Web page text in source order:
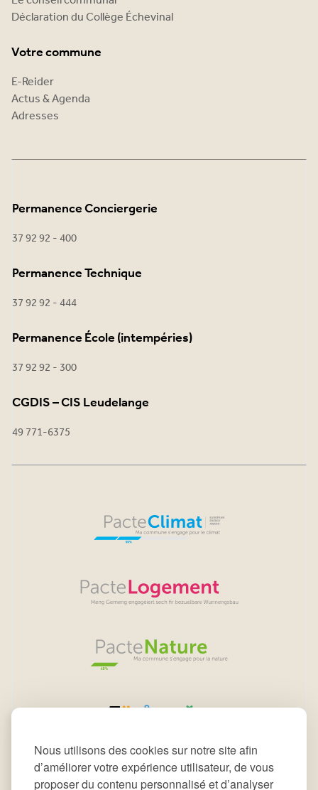
Nous utilisons des cookies sur notre site afin
d’améliorer votre expérience utilisateur, de vous
proposer du contenu personnalisé et d’analyser
Déclaration du Collège Échevinal
Votre commune
E-Reider
Actus & Agenda
Adresses
Permanence Conciergerie
37 92 92 - 400
Permanence Technique
37 92 92 - 444
Permanence École (intempéries)
37 92 92 - 300
CGDIS – CIS Leudelange
49 771-6375